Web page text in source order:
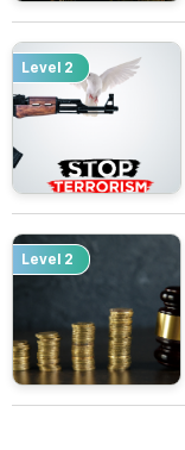
Level 2
Level 2